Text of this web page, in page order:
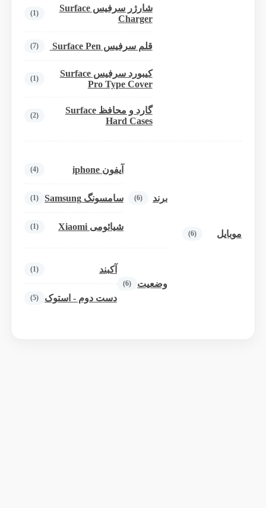
شارژر سرفیس Surface
Charger
(1)
قلم سرفیس Surface Pen (7)
کیبورد سرفیس Surface
Pro Type Cover
(1)
گارد و محافظ Surface
Hard Cases
(2)
موبایل (6)
برند (6)
آیفون iphone (4)
سامسونگ Samsung (1)
شیائومی Xiaomi (1)
وضعیت (6)
آکبند (1)
دست دوم - استوک (5)